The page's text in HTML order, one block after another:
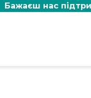
Бажаєш нас